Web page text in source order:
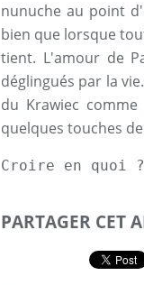
nunuche au point
bien que lorsque
tient. L'amour de
déglingués par la
du Krawiec
quelques touches
Croire en quoi
PARTAGER CET